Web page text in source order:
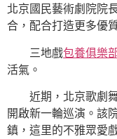
北京國民藝術劇院院
合，配合打造更多優
三地戲包養俱樂
活氣。
近期，北京歌劇
開啟新一輪巡演。該
鎮，這里的不雅眾愛